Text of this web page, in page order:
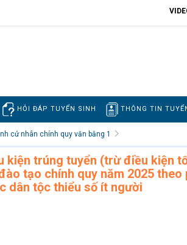
HỎI ĐÁP TUYỂN SINH THÔNG TIN
cử nhân chính quy văn bằng 1
kiện trúng tuyển (trừ điều kiện
tạo chính quy năm 2025 theo
dân tộc thiểu số ít người